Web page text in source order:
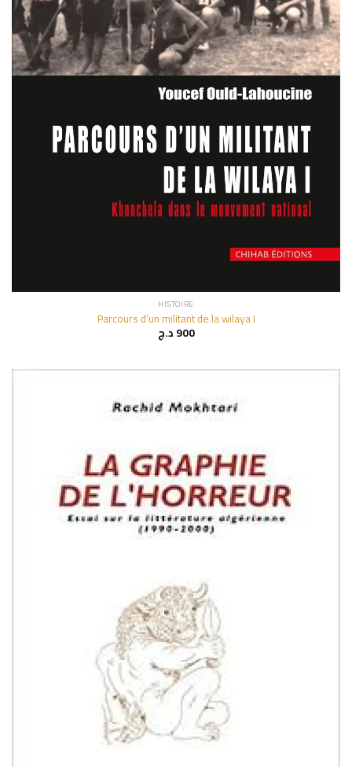
HISTOIRE
Parcours d’un militant de la wilaya I
900د.ج